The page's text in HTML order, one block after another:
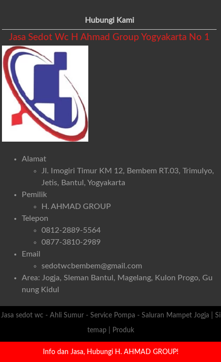
Hubungi Kami
Jasa Sedot Wc H Ahmad Group Yogyakarta No 1
Alamat
Jl. Imogiri Timur KM 12, Bembem RT.03, Trimulyo,
Jetis, Bantul, Yogyakarta
Pemilik
H. AHMAD GROUP
Telepon
0812-2889-5564
0877-3810-2989
Email
sedotwcbembem@gmail.com
Area: Jogja, Sleman Bantul, Magelang, Kulon Progo, Gu
nung Kidul
Jasa sedot wc - Ahli Sumur - Service Pompa - Saluran Mampet Jogja
Si
temap
Produk
Info dan Jasa, Hubungi H. AHMAD GROUP!